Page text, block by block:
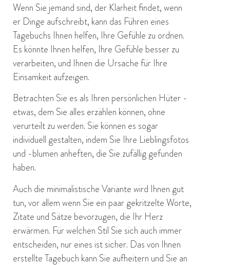
Wenn Sie jemand sind, der Klarheit findet, wenn
er Dinge aufschreibt, kann das Führen eines
Tagebuchs Ihnen helfen, Ihre Gefühle zu ordnen.
Es könnte Ihnen helfen, Ihre Gefühle besser zu
verarbeiten, und Ihnen die Ursache für Ihre
Einsamkeit aufzeigen.
Betrachten Sie es als Ihren persönlichen Hüter -
etwas, dem Sie alles erzählen können, ohne
verurteilt zu werden. Sie können es sogar
individuell gestalten, indem Sie Ihre Lieblingsfotos
und -blumen anheften, die Sie zufällig gefunden
haben.
Auch die minimalistische Variante wird Ihnen gut
tun, vor allem wenn Sie ein paar gekritzelte Worte,
Zitate und Sätze bevorzugen, die Ihr Herz
erwärmen. Für welchen Stil Sie sich auch immer
entscheiden, nur eines ist sicher. Das von Ihnen
erstellte Tagebuch kann Sie aufheitern und Sie an